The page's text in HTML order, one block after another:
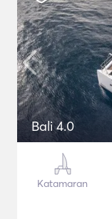
Bali 4.0
Katamaran